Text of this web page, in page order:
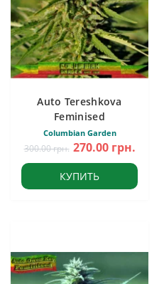
Auto Tereshkova
Feminised
Columbian Garden
300.00 грн. 270.00 грн.
КУПИТЬ